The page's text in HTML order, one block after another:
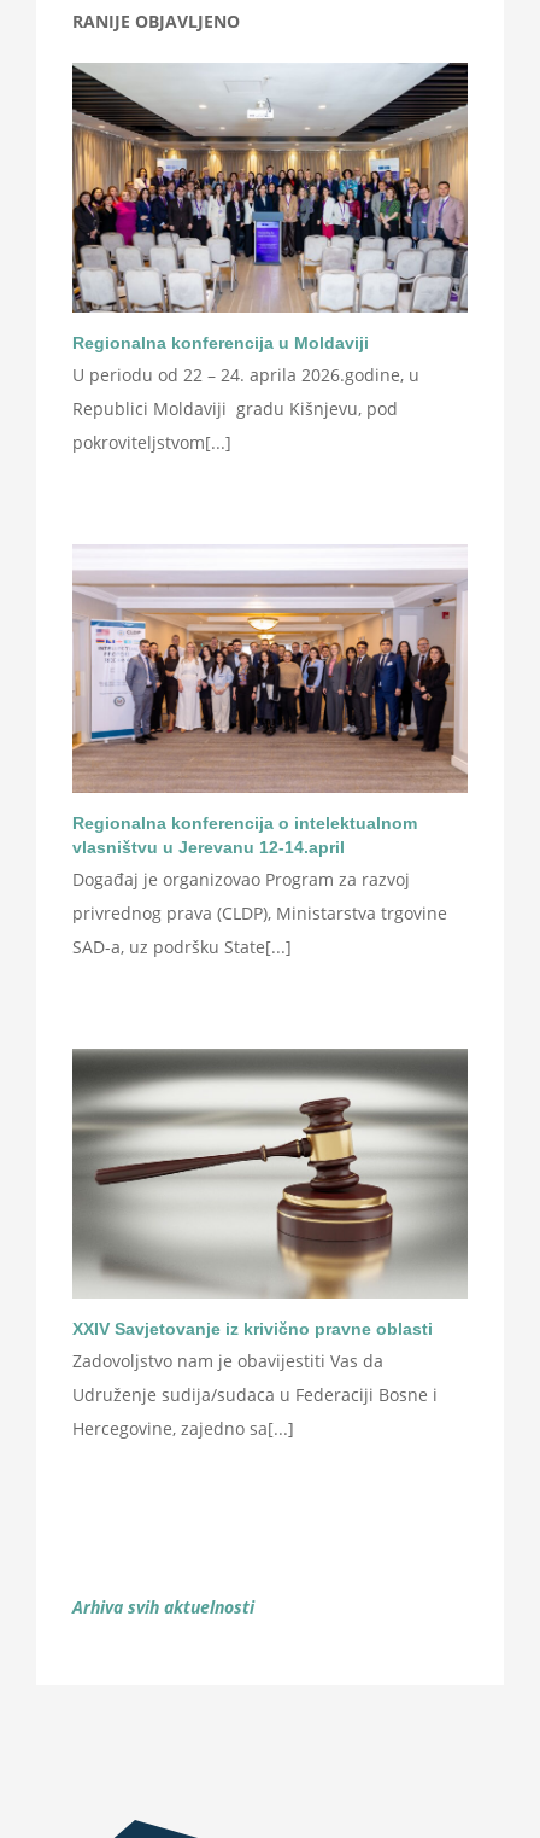
RANIJE OBJAVLJENO
Regionalna konferencija u Moldaviji
U periodu od 22 – 24. aprila 2026.godine, u
Republici Moldaviji gradu Kišnjevu, pod
pokroviteljstvom[...]
Regionalna konferencija o intelektualnom
vlasništvu u Jerevanu 12-14.april
Događaj je organizovao Program za razvoj
privrednog prava (CLDP), Ministarstva trgovine
SAD-a, uz podršku State[...]
XXIV Savjetovanje iz krivično pravne oblasti
Zadovoljstvo nam je obavijestiti Vas da
Udruženje sudija/sudaca u Federaciji Bosne i
Hercegovine, zajedno sa[...]
Arhiva svih aktuelnosti